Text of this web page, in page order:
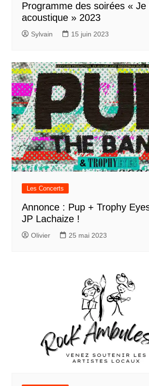
Programme des soirées « Je
acoustique » 2023
Sylvain 15 juin 2023
Les Concerts
Annonce : Pup + Trophy
JP Lachaize !
Olivier 25 mai 2023